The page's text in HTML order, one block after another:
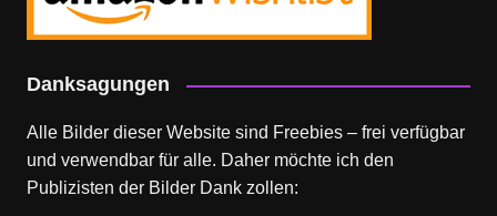
Danksagungen
Alle Bilder dieser Website sind Freebies – frei verfügbar
und verwendbar für alle. Daher möchte ich den
Publizisten der Bilder Dank zollen: